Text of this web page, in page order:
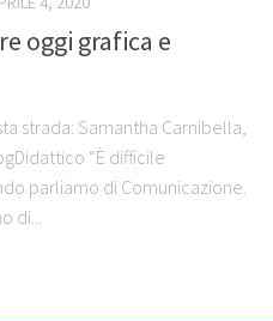
oggi grafica e
strada: Samantha Carnibella,
“È difficile
parliamo di Comunicazione.
di...